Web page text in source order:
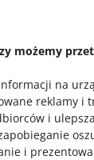
możemy
na
reklamy i
i
i
znajdziesz
. Aby nimi
w
w
reklamacji.